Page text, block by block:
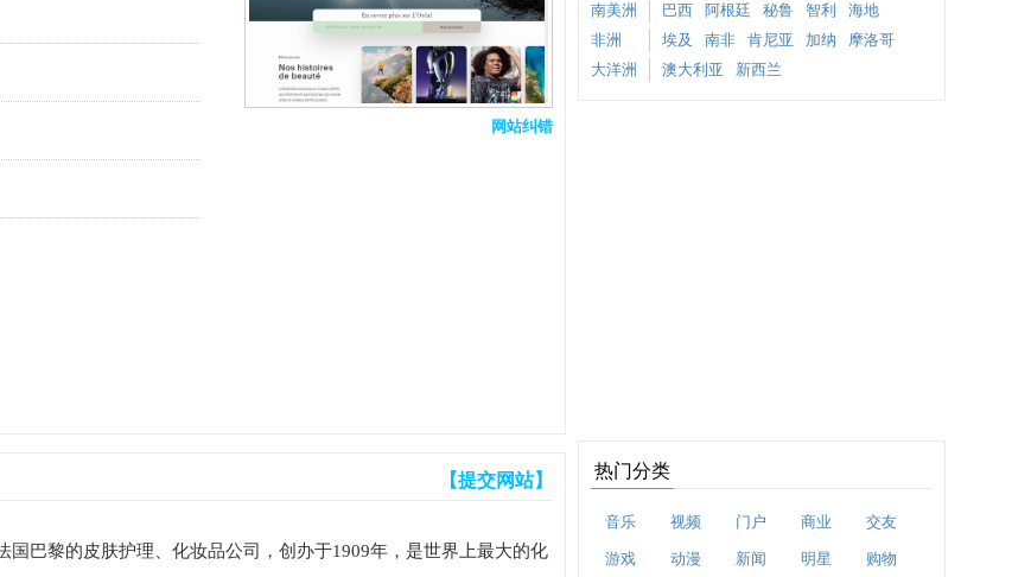
网站纠错
【提交网站】
巴黎的皮肤护理、化妆品公司，创办于1909年，是世界上最大的化
南美洲
巴西 阿根廷 秘鲁 智利
海地
非洲
埃及 南非 肯尼亚 加纳
摩洛哥
大洋洲
澳大利亚 新西兰
热门分类
音乐 视频 门户 商业 交友
游戏 动漫 新闻 明星 购物